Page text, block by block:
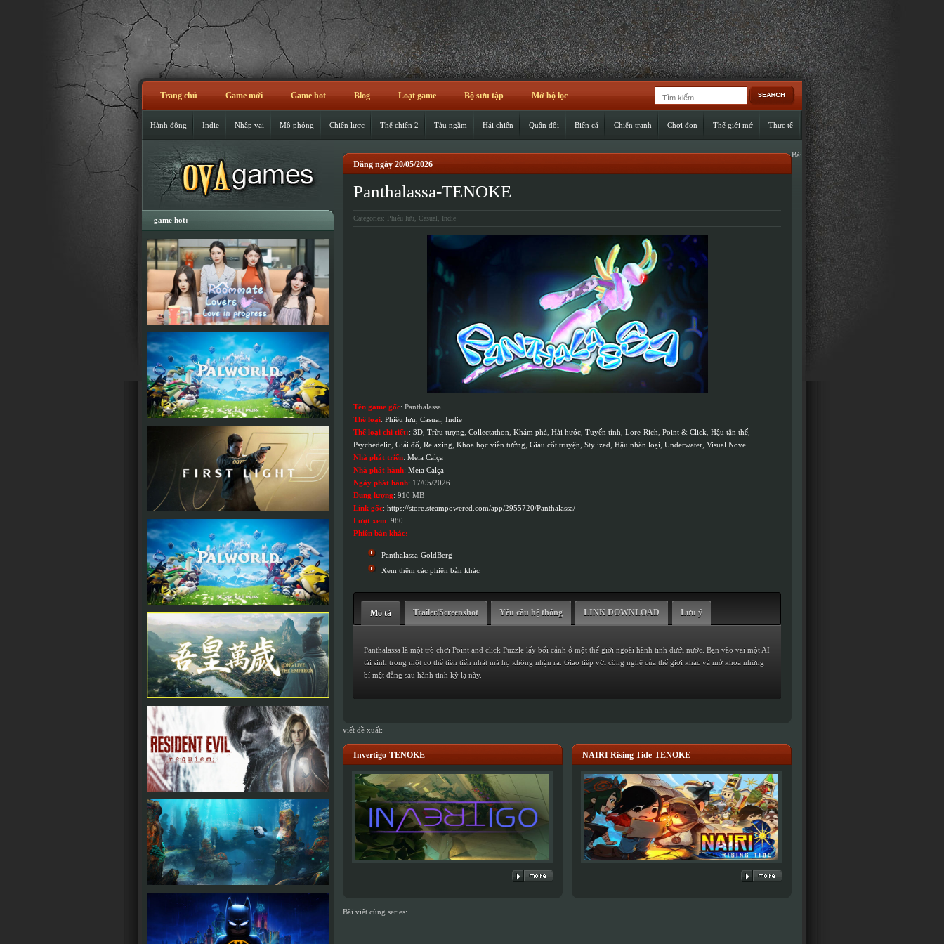
Trang chủ Game mới Game hot Blog Loạt game Bộ sưu tập Mở bộ lọc
Hành động Indie Nhập vai Mô phỏng Chiến lược Thế chiến 2 Tàu ngầm Hải chiến Quân đội Biển cả Chiến tranh Chơi đơn Thế giới mở Thực tế
Đăng ngày 20/05/2026
Panthalassa-TENOKE
Categories: Phiêu lưu Casual Indie
Tên game gốc: Panthalassa
Thể loại: Phiêu lưu Casual Indie
Thể loại chi tiết:: 3D Trừu tượng Collectathon Khám phá Hài hước Tuyến tính Lore-Rich Point & Click Hậu tận thế
Psychedelic Giải đố Relaxing Khoa học viễn tưởng Giàu cốt truyện Stylized Hậu nhân loại Underwater Visual Novel
Nhà phát triển: Meia Calça
Nhà phát hành: Meia Calça
Ngày phát hành: 17/05/2026
Dung lượng: 910 MB
Link gốc: https://store.steampowered.com/app/2955720/Panthalassa/
Lượt xem: 980
Phiên bản khác:
Panthalassa-GoldBerg
Xem thêm các phiên bản khác
Mô tả Trailer/Screenshot Yêu cầu hệ thống LINK DOWNLOAD Lưu ý
Panthalassa là một trò chơi Point and click Puzzle lấy bối cảnh ở một thế giới ngoài hành tinh dưới nước. Bạn vào vai một AI
tái sinh trong một cơ thể tiên tiến nhất mà họ không nhận ra. Giao tiếp với công nghệ của thế giới khác và mở khóa những
bí mật đằng sau hành tinh kỳ lạ này.
Bài
viết đề xuất:
Invertigo-TENOKE NAIRI Rising Tide-TENOKE
Bài viết cùng series:
game hot: